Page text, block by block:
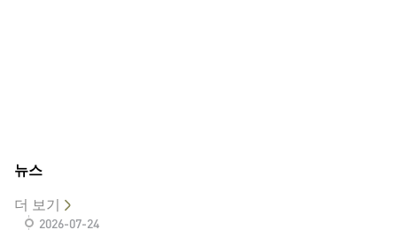
뉴스
더 보기
2026-07-24